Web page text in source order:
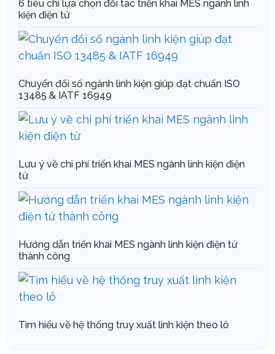
6 tiêu chí lựa chọn đối tác triển khai MES ngành linh
kiện điện tử
Chuyển đổi số ngành linh kiện giúp đạt chuẩn ISO
13485 & IATF 16949
Lưu ý về chi phí triển khai MES ngành linh kiện điện
tử
Hướng dẫn triển khai MES ngành linh kiện điện tử
thành công
Tìm hiểu về hệ thống truy xuất linh kiện theo lô